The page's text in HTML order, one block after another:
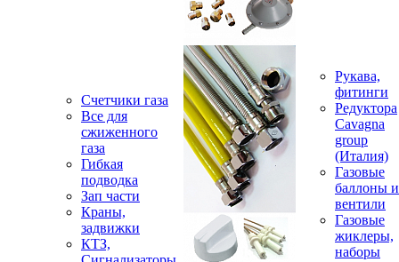
Счетчики газа
Все для
сжиженного
газа
Гибкая
подводка
Зап части
Краны,
задвижки
КТЗ,
Рукава,
фитинги
Редуктора
Cavagna
group
(Италия)
Газовые
баллоны и
вентили
Газовые
жиклеры,
наборы